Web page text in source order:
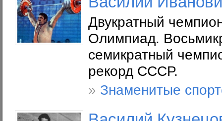
Двукратный
Олимпиад.
семикратный
рекорд СССР.
» Знаменитые